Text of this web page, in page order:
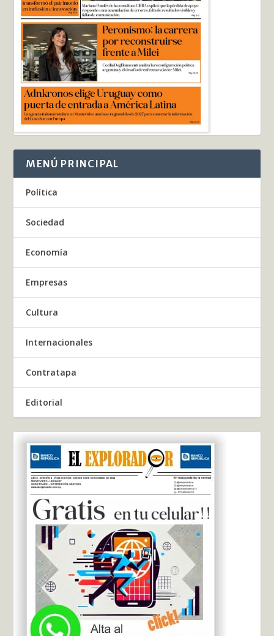
MENÚ PRINCIPAL
Política
Sociedad
Economía
Empresas
Cultura
Internacionales
Contratapa
Editorial